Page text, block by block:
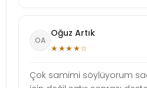
OA
Oğuz Artık
★★★★☆
Çok samimi söylüyorum